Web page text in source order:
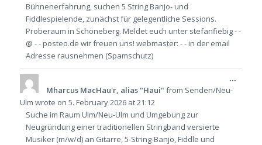
Bühnenerfahrung, suchen 5 String Banjo- und
Fiddlespielende, zunächst für gelegentliche Sessions.
Proberaum in Schöneberg. Meldet euch unter stefanfiebig - -
@ - - posteo.de wir freuen uns! webmaster: - - in der email
Adresse rausnehmen (Spamschutz)
Mharcus MacHau'r, alias "Haui" from Senden/Neu-
Ulm wrote on 5. February 2026 at21:12
Suche im Raum Ulm/Neu-Ulm und Umgebung zur
Neugründung einer traditionellen Stringband versierte
Musiker (m/w/d) an Gitarre, 5-String-Banjo, Fiddle und
...